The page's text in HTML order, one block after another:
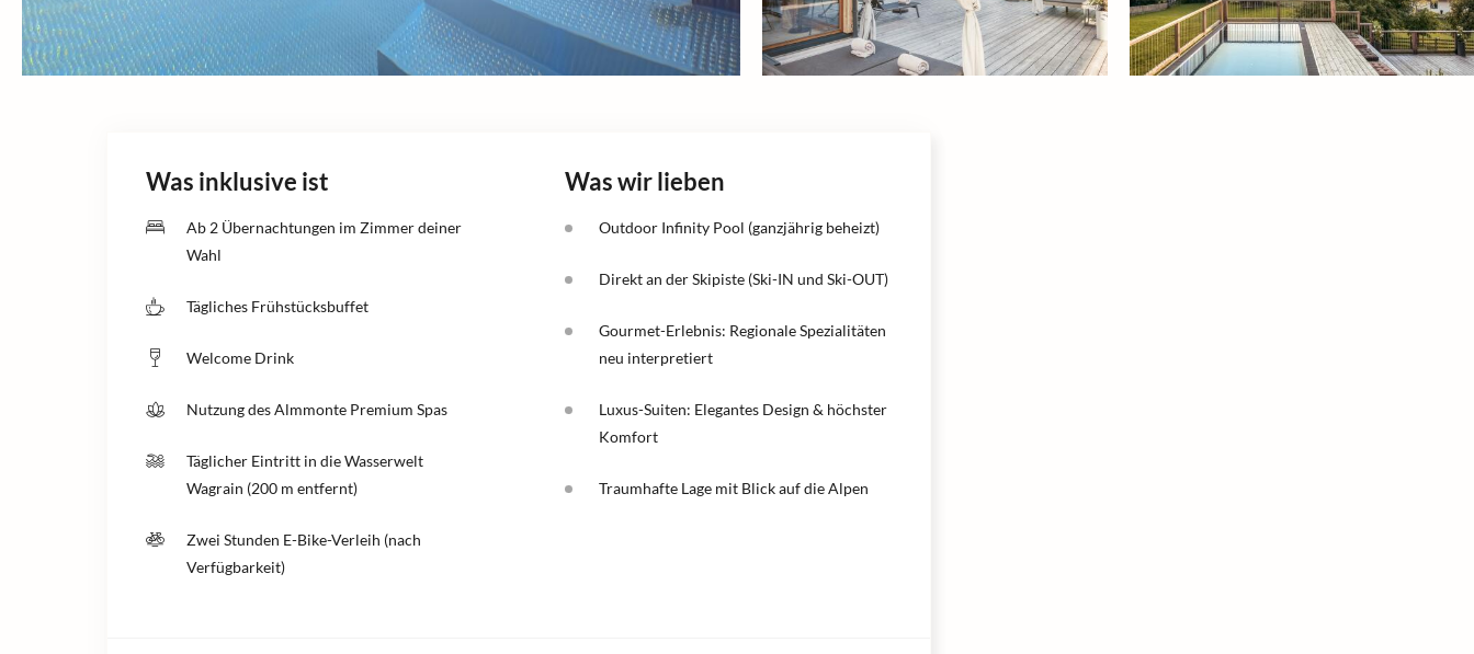
Was inklusive ist
Ab 2 Übernachtungen im Zimmer deiner
Wahl
Tägliches Frühstücksbuffet
Welcome Drink
Nutzung des Almmonte Premium Spas
Täglicher Eintritt in die Wasserwelt
Wagrain (200 m entfernt)
Zwei Stunden E-Bike-Verleih (nach
Verfügbarkeit)
Was wir lieben
Outdoor Infinity Pool (ganzjährig beheizt)
Direkt an der Skipiste (Ski-IN und Ski-OUT)
Gourmet-Erlebnis: Regionale Spezialitäten
neu interpretiert
Luxus-Suiten: Elegantes Design & höchster
Komfort
Traumhafte Lage mit Blick auf die Alpen